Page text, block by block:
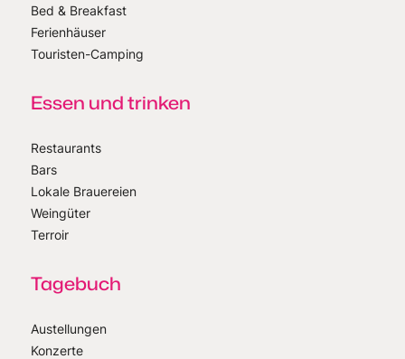
Bed & Breakfast
Ferienhäuser
Touristen-Camping
Essen und trinken
Restaurants
Bars
Lokale Brauereien
Weingüter
Terroir
Tagebuch
Austellungen
Konzerte